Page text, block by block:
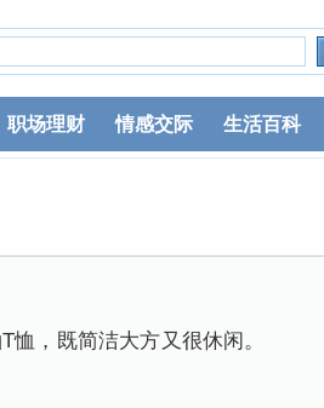
职场理财 情感交际 生活百科
，既简洁大方又很休闲。